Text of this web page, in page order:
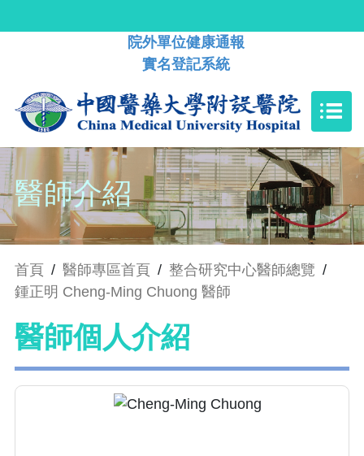
院外單位健康通報
實名登記系統
醫師介紹
首頁 / 醫師專區首頁 / 整合研究中心醫師總覽 /
鍾正明 Cheng-Ming Chuong 醫師
醫師個人介紹